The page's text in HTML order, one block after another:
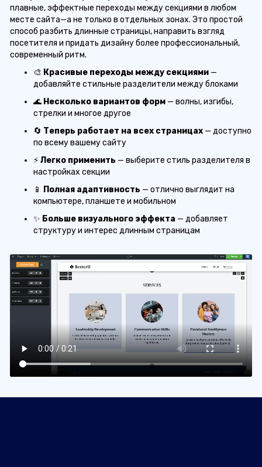
плавные, эффектные переходы между секциями в любом
месте сайта—а не только в отдельных зонах. Это простой
способ разбить длинные страницы, направить взгляд
посетителя и придать дизайну более профессиональный,
современный ритм.
🎨 Красивые переходы между секциями —
добавляйте стильные разделители между блоками
🌊 Несколько вариантов форм — волны, изгибы,
стрелки и многое другое
🔄 Теперь работает на всех страницах — доступно
по всему вашему сайту
⚡Легко применить — выберите стиль разделителя в
настройках секции
📱
Полная адаптивность — отлично выглядит на
компьютере, планшете и мобильном
✨ Больше визуального эффекта — добавляет
структуру и интерес длинным страницам